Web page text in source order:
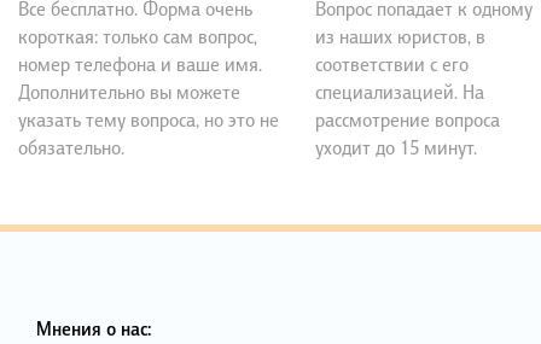
Все бесплатно. Форма очень
короткая: только сам вопрос,
номер телефона и ваше имя.
Дополнительно вы можете
указать тему вопроса, но это не
обязательно.
Вопрос попадает к одному
из наших юристов, в
соответствии с его
специализацией. На
рассмотрение вопроса
уходит до 15 минут.
Мнения о нас: